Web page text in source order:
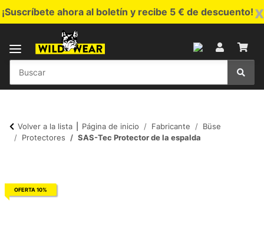
x
¡Suscríbete ahora al boletín y recibe 5 € de descuento!
Volver a la lista Página de inicio Fabricante
Büse
Protectores
SAS-Tec Protector de la espalda
OFERTA 10%